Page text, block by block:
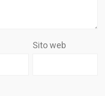
Sito web